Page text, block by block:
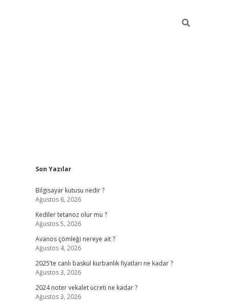
Sidebar
Son Yazılar
Bilgisayar kutusu nedir ?
Ağustos 6, 2026
Kediler tetanoz olur mu ?
Ağustos 5, 2026
Avanos çömleği nereye ait ?
Ağustos 4, 2026
2025’te canlı baskül kurbanlık fiyatları ne kadar ?
Ağustos 3, 2026
2024 noter vekalet ücreti ne kadar ?
Ağustos 3, 2026